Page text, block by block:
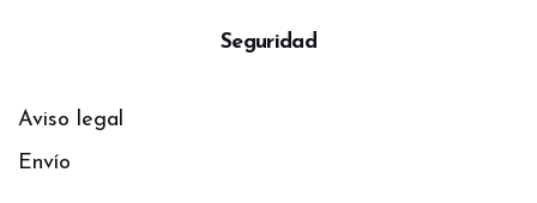
Seguridad
Aviso legal
Envío